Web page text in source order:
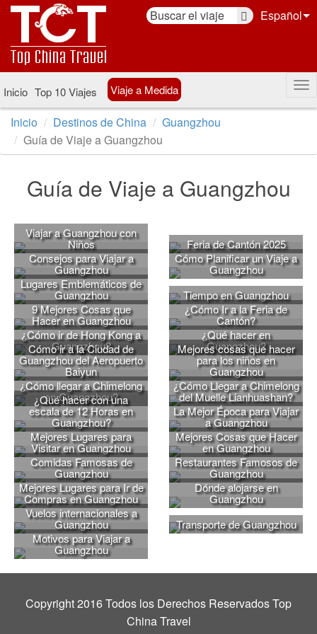
Español
Inicio Top 10 Viajes Viaje a Medida
Inicio Destinos de China
Guangzhou
Guía de Viaje a Guangzhou
Guía de Viaje a Guangzhou
Viajar a Guangzhou con
Niños
Feria de Cantón 2025
Consejos para Viajar a
Guangzhou
Cómo Planificar un Viaje a
Guangzhou
Lugares Emblemáticos de
Guangzhou
Tiempo en Guangzhou
9 Mejores Cosas que
Hacer en Guangzhou
¿Cómo Ir a la Feria de
Cantón?
¿Cómo ir de Hong Kong a
Guangzhou?
¿Qué hacer en
Guangzhou?
Cómo ir a la Ciudad de
Guangzhou del Aeropuerto
Baiyun
Mejores cosas que hacer
para los niños en
Guangzhou
¿Cómo llegar a Chimelong
en Guangzhou?
¿Cómo Llegar a Chimelong
del Muelle Lianhuashan?
¿Qué hacer con una
escala de 12 Horas en
Guangzhou?
La Mejor Época para Viajar
a Guangzhou
Mejores Lugares para
Visitar en Guangzhou
Mejores Cosas que Hacer
en Guangzhou
Comidas Famosas de
Guangzhou
Restaurantes Famosos de
Guangzhou
Mejores Lugares para Ir de
Compras en Guangzhou
Dónde alojarse en
Guangzhou
Vuelos internacionales a
Guangzhou
Transporte de Guangzhou
Motivos para Viajar a
Guangzhou
Copyright 2016 Todos los Derechos Reservados Top
China Travel